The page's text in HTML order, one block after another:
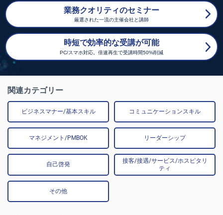
業務クオリティのセミナー
厳選された一流の主催会社と講師
時短で効率的な受講が可能
PC/スマホ対応。倍速再生で受講時間50%削減
関連カテゴリー
ビジネスマナー/基本スキル コミュニケーションスキル
マネジメント/PMBOK リーダーシップ
自己啓発
接客/接遇/サービス/ホスピタリ
ティ
その他